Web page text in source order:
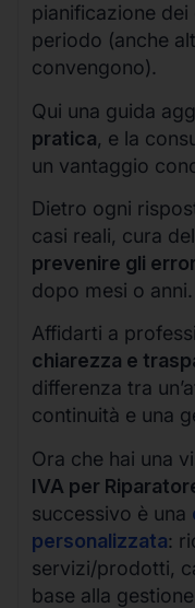
pianificazione
periodo (anche
convengono).
Qui una guida
pratica, e la
un vantaggio
Dietro ogni
casi reali, cura
prevenire gli
dopo mesi o anni.
Affidarti a
chiarezza e
differenza tra
continuità e una
Ora che hai una
IVA per
successivo è una
personalizzata:
servizi/prodotti,
base alla